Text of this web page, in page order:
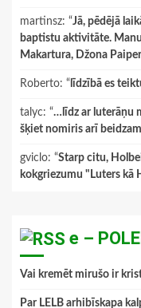
martinsz: “Jā, pēdējā
baptistu aktivitāte.
Makartura, Džona
Roberto: “ līdzībā es
talyc: “…līdz ar luterāņu
šķiet nomiris arī
gviclo: “Starp citu,
kokgriezumu "Luters kā
e –
Vai kremēt mirušo ir
Par LELB arhibīskapa